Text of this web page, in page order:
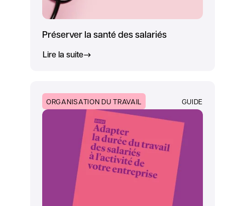
Préserver la santé des salariés
Lire la suite
ORGANISATION DU TRAVAIL GUIDE